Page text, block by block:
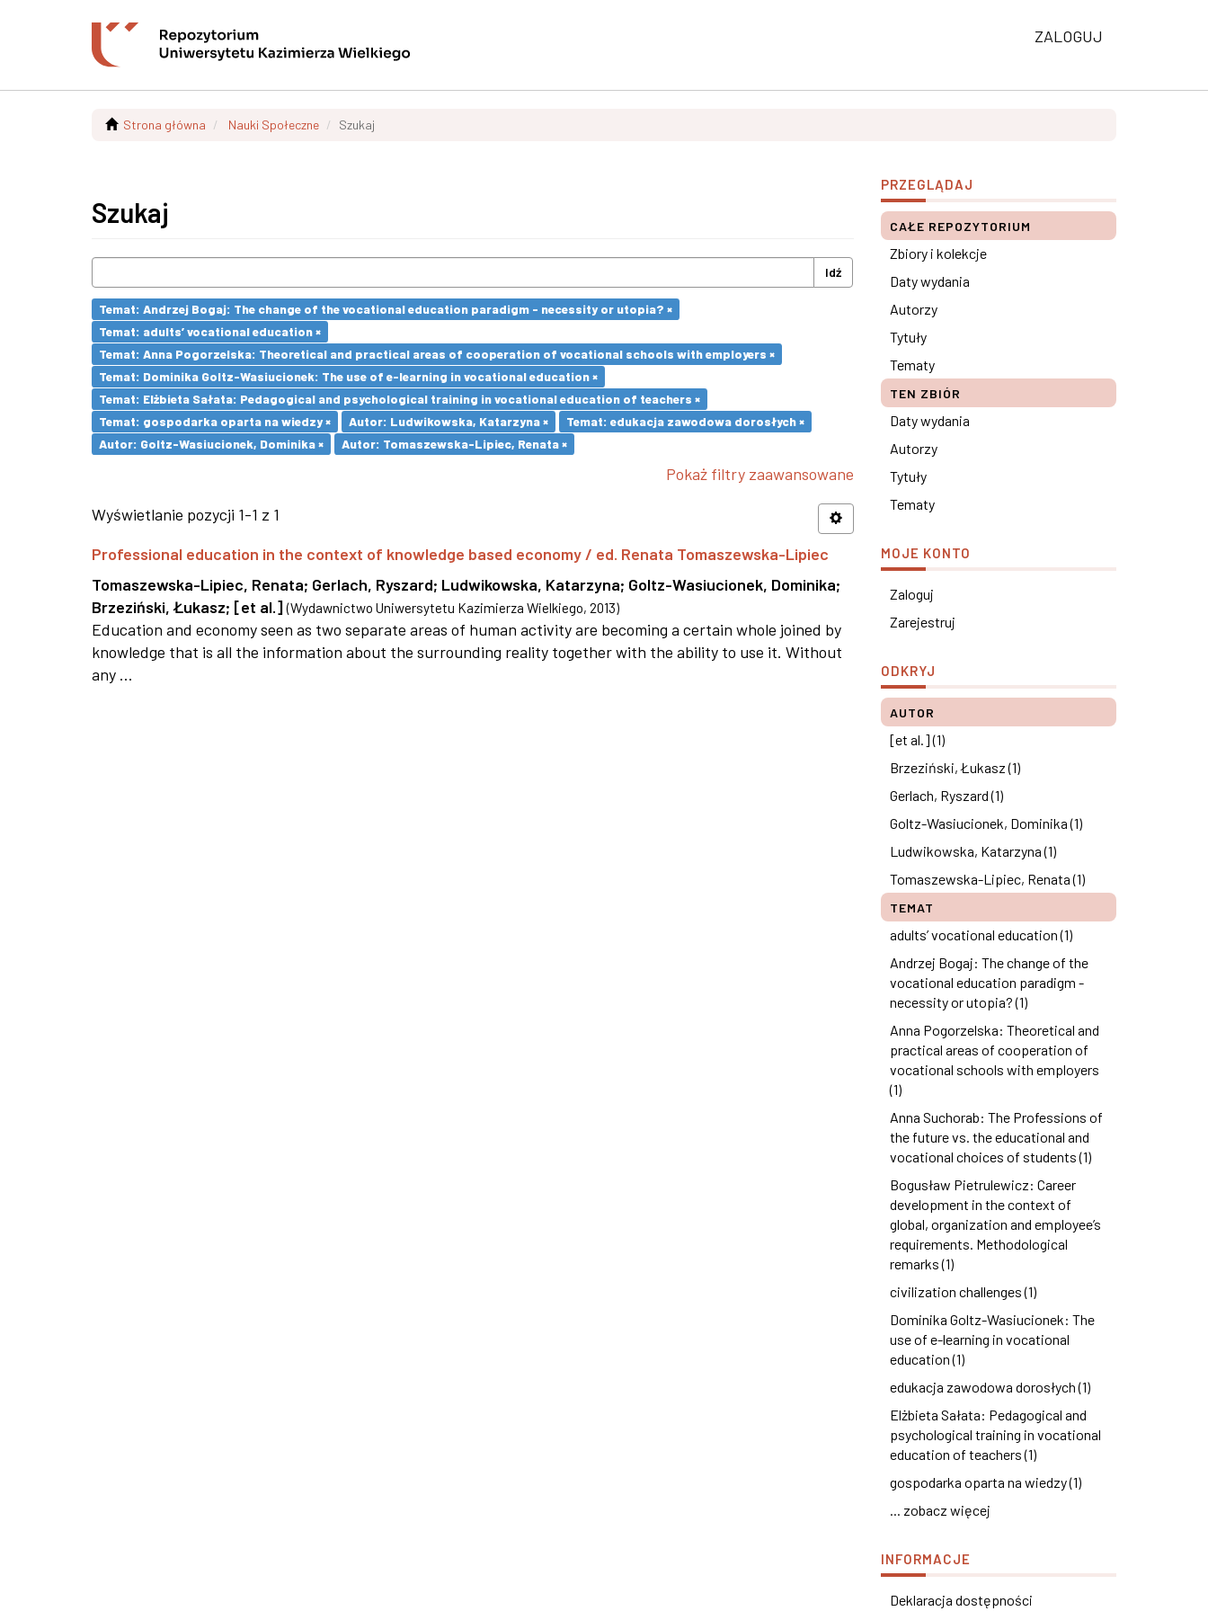
ZALOGUJ
Strona główna Nauki Społeczne Szukaj
Szukaj
Idź
Temat: Andrzej Bogaj: The change of the vocational education paradigm - necessity or utopia? ×
Temat: adults’ vocational education ×
Temat: Anna Pogorzelska: Theoretical and practical areas of cooperation of vocational schools with employers ×
Temat: Dominika Goltz-Wasiucionek: The use of e-learning in vocational education ×
Temat: Elżbieta Sałata: Pedagogical and psychological training in vocational education of teachers ×
Temat: gospodarka oparta na wiedzy ×
Autor: Ludwikowska, Katarzyna ×
Temat: edukacja zawodowa dorosłych ×
Autor: Goltz-Wasiucionek, Dominika ×
Autor: Tomaszewska-Lipiec, Renata ×
Pokaż filtry zaawansowane
Wyświetlanie pozycji 1-1 z 1
Professional education in the context of knowledge based economy / ed. Renata Tomaszewska-Lipiec
Tomaszewska-Lipiec, Renata; Gerlach, Ryszard; Ludwikowska, Katarzyna; Goltz-Wasiucionek, Dominika;
Brzeziński, Łukasz; [et al.] (Wydawnictwo Uniwersytetu Kazimierza Wielkiego, 2013)
Education and economy seen as two separate areas of human activity are becoming a certain whole joined by
knowledge that is all the information about the surrounding reality together with the ability to use it. Without
any ...
PRZEGLĄDAJ
CAŁE REPOZYTORIUM
Zbiory i kolekcje
Daty wydania
Autorzy
Tytuły
Tematy
TEN ZBIÓR
Daty wydania
Autorzy
Tytuły
Tematy
MOJE KONTO
Zaloguj
Zarejestruj
ODKRYJ
AUTOR
[et al.] (1)
Brzeziński, Łukasz (1)
Gerlach, Ryszard (1)
Goltz-Wasiucionek, Dominika (1)
Ludwikowska, Katarzyna (1)
Tomaszewska-Lipiec, Renata (1)
TEMAT
adults’ vocational education (1)
Andrzej Bogaj: The change of the
vocational education paradigm -
necessity or utopia? (1)
Anna Pogorzelska: Theoretical and
practical areas of cooperation of
vocational schools with employers
(1)
Anna Suchorab: The Professions of
the future vs. the educational and
vocational choices of students (1)
Bogusław Pietrulewicz: Career
development in the context of
global, organization and employee’s
requirements. Methodological
remarks (1)
civilization challenges (1)
Dominika Goltz-Wasiucionek: The
use of e-learning in vocational
education (1)
edukacja zawodowa dorosłych (1)
Elżbieta Sałata: Pedagogical and
psychological training in vocational
education of teachers (1)
gospodarka oparta na wiedzy (1)
... zobacz więcej
INFORMACJE
Deklaracja dostępności